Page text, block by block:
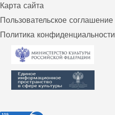
Карта сайта
Пользовательское соглашение
Политика конфиденциальности